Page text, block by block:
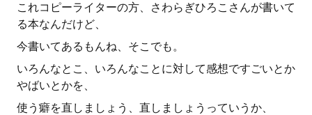
これコピーライターの方、さわらぎひろこさんが書いて
る本なんだけど、
今書いてあるもんね、そこでも。
いろんなとこ、いろんなことに対して感想ですごいとか
やばいとかを、
使う癖を直しましょう、直しましょうっていうか、